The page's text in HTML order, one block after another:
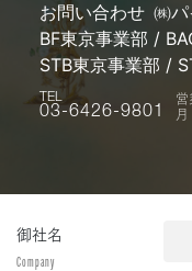
お問い合わせ ㈱
BF東京事業部 /
STB東京事業部 /
TEL
03-6426-9801
御社名
Company